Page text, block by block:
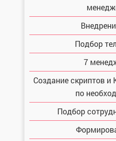
Подбор
7
Создание скриптов и
по
Подбор